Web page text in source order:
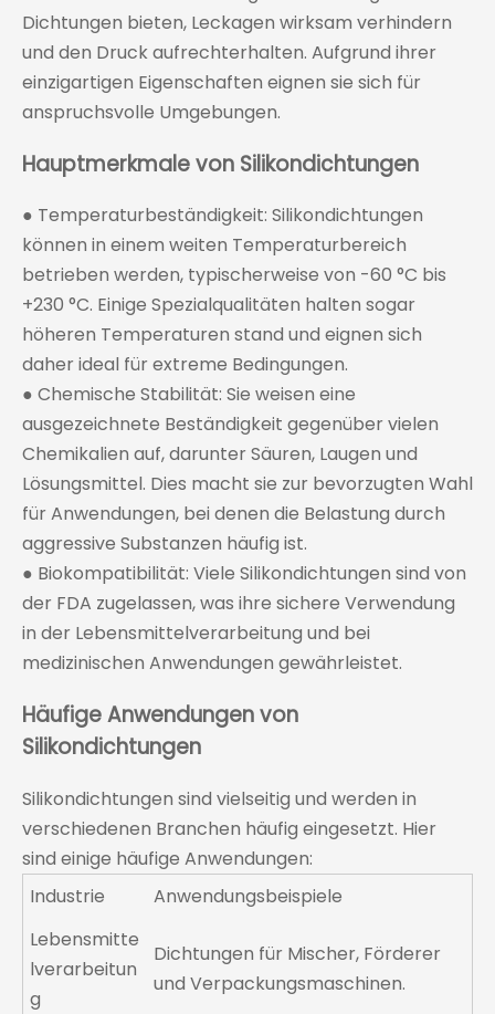
Dichtungen bieten, Leckagen wirksam verhindern
und den Druck aufrechterhalten. Aufgrund ihrer
einzigartigen Eigenschaften eignen sie sich für
anspruchsvolle Umgebungen.
Hauptmerkmale von Silikondichtungen
● Temperaturbeständigkeit: Silikondichtungen
können in einem weiten Temperaturbereich
betrieben werden, typischerweise von -60 °C bis
+230 °C. Einige Spezialqualitäten halten sogar
höheren Temperaturen stand und eignen sich
daher ideal für extreme Bedingungen.
● Chemische Stabilität: Sie weisen eine
ausgezeichnete Beständigkeit gegenüber vielen
Chemikalien auf, darunter Säuren, Laugen und
Lösungsmittel. Dies macht sie zur bevorzugten Wahl
für Anwendungen, bei denen die Belastung durch
aggressive Substanzen häufig ist.
● Biokompatibilität: Viele Silikondichtungen sind von
der FDA zugelassen, was ihre sichere Verwendung
in der Lebensmittelverarbeitung und bei
medizinischen Anwendungen gewährleistet.
Häufige Anwendungen von
Silikondichtungen
Silikondichtungen sind vielseitig und werden in
verschiedenen Branchen häufig eingesetzt. Hier
sind einige häufige Anwendungen:
Industrie
Anwendungsbeispiele
Lebensmitte
lverarbeitun
g
Dichtungen für Mischer, Förderer
und Verpackungsmaschinen.